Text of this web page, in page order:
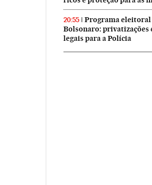
20:55
Programa eleitoral
Bolsonaro: privatizações
legais para a Polícia